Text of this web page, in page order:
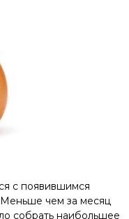
с появившимся
чем за месяц
собрать наибольшее